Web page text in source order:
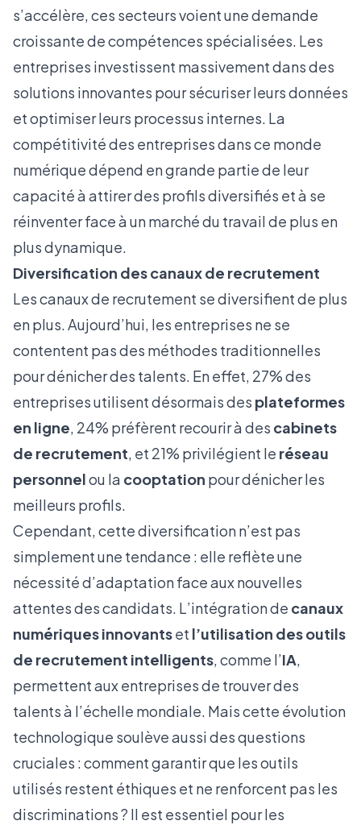
s’accélère, ces secteurs voient une demande
croissante de compétences spécialisées. Les
entreprises investissent massivement dans des
solutions innovantes pour sécuriser leurs données
et optimiser leurs processus internes. La
compétitivité des entreprises dans ce monde
numérique dépend en grande partie de leur
capacité à attirer des profils diversifiés et à se
réinventer face à un marché du travail de plus en
plus dynamique.
Diversification des canaux de recrutement
Les canaux de recrutement se diversifient de plus
en plus. Aujourd’hui, les entreprises ne se
contentent pas des méthodes traditionnelles
pour dénicher des talents. En effet, 27% des
entreprises utilisent désormais des plateformes
en ligne, 24% préfèrent recourir à des cabinets
de recrutement, et 21% privilégient le réseau
personnelou la cooptation pour dénicher les
meilleurs profils.
Cependant, cette diversification n’est pas
simplement une tendance : elle reflète une
nécessité d’adaptation face aux nouvelles
attentes des candidats. L’intégration de canaux
numériques innovantset l’utilisation des outils
de recrutement intelligents, comme l’IA,
permettent aux entreprises de trouver des
talents à l’échelle mondiale. Mais cette évolution
technologique soulève aussi des questions
cruciales : comment garantir que les outils
utilisés restent éthiques et ne renforcent pas les
discriminations ? Il est essentiel pour les